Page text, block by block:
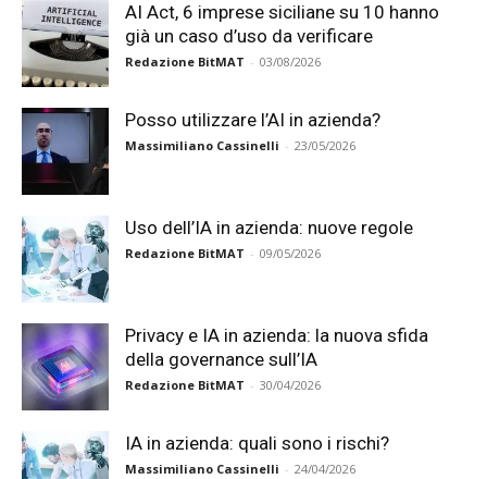
AI Act, 6 imprese siciliane su 10 hanno
già un caso d’uso da verificare
Redazione BitMAT - 03/08/2026
Posso utilizzare l’AI in azienda?
Massimiliano Cassinelli - 23/05/2026
Uso dell’IA in azienda: nuove regole
Redazione BitMAT - 09/05/2026
Privacy e IA in azienda: la nuova sfida
della governance sull’IA
Redazione BitMAT - 30/04/2026
IA in azienda: quali sono i rischi?
Massimiliano Cassinelli - 24/04/2026